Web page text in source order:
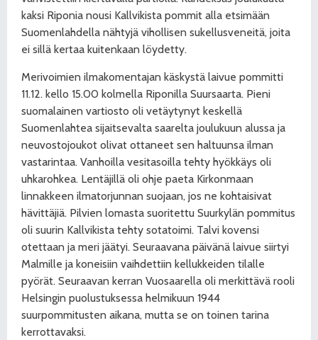
kaksi Riponia nousi Kallvikista pommit alla etsimään
Suomenlahdella nähtyjä vihollisen sukellusveneitä, joita
ei sillä kertaa kuitenkaan löydetty.
Merivoimien ilmakomentajan käskystä laivue pommitti
11.12. kello 15.00 kolmella Riponilla Suursaarta. Pieni
suomalainen vartiosto oli vetäytynyt keskellä
Suomenlahtea sijaitsevalta saarelta joulukuun alussa ja
neuvostojoukot olivat ottaneet sen haltuunsa ilman
vastarintaa. Vanhoilla vesitasoilla tehty hyökkäys oli
uhkarohkea. Lentäjillä oli ohje paeta Kirkonmaan
linnakkeen ilmatorjunnan suojaan, jos ne kohtaisivat
hävittäjiä. Pilvien lomasta suoritettu Suurkylän pommitus
oli suurin Kallvikista tehty sotatoimi. Talvi kovensi
otettaan ja meri jäätyi. Seuraavana päivänä laivue siirtyi
Malmille ja koneisiin vaihdettiin kellukkeiden tilalle
pyörät. Seuraavan kerran Vuosaarella oli merkittävä rooli
Helsingin puolustuksessa helmikuun 1944
suurpommitusten aikana, mutta se on toinen tarina
kerrottavaksi.